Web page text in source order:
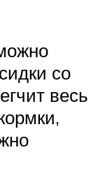
со
весь